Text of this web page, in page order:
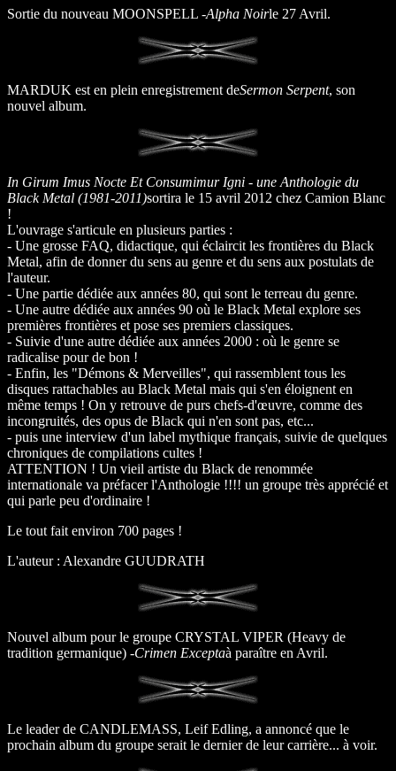
Sortie du nouveau MOONSPELL -Alpha Noirle 27 Avril.
MARDUK est en plein enregistrement deSermon Serpent, son
nouvel album.
In Girum Imus Nocte Et Consumimur Igni - une Anthologie du
Black Metal (1981-2011)sortira le 15 avril 2012 chez Camion Blanc
!
L'ouvrage s'articule en plusieurs parties :
- Une grosse FAQ, didactique, qui éclaircit les frontières du Black
Metal, afin de donner du sens au genre et du sens aux postulats de
l'auteur.
- Une partie dédiée aux années 80, qui sont le terreau du genre.
- Une autre dédiée aux années 90 où le Black Metal explore ses
premières frontières et pose ses premiers classiques.
- Suivie d'une autre dédiée aux années 2000 : où le genre se
radicalise pour de bon !
- Enfin, les "Démons & Merveilles", qui rassemblent tous les
disques rattachables au Black Metal mais qui s'en éloignent en
même temps ! On y retrouve de purs chefs-d'œuvre, comme des
incongruités, des opus de Black qui n'en sont pas, etc...
- puis une interview d'un label mythique français, suivie de quelques
chroniques de compilations cultes !
ATTENTION ! Un vieil artiste du Black de renommée
internationale va préfacer l'Anthologie !!!! un groupe très apprécié et
qui parle peu d'ordinaire !
Le tout fait environ 700 pages !
L'auteur : Alexandre GUUDRATH
Nouvel album pour le groupe CRYSTAL VIPER (Heavy de
tradition germanique) -Crimen Exceptaà paraître en Avril.
Le leader de CANDLEMASS, Leif Edling, a annoncé que le
prochain album du groupe serait le dernier de leur carrière... à voir.